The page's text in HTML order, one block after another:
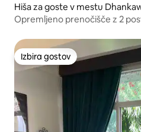
Hiša za goste v mestu
Opremljeno prenočišče z 2
Izbira gostov
Izbira gostov